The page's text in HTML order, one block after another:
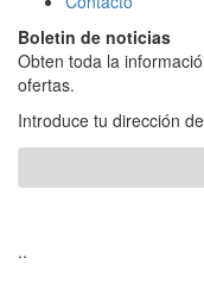
Boletin de noticias
Obten toda la
ofertas.
Introduce tu dirección
..